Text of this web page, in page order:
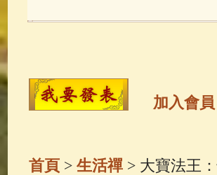
玉曆寶鈔(236)
高僧故事 (142)
加入會員
首頁> 生活禪> 大寶法王